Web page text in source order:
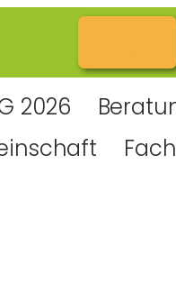
2026